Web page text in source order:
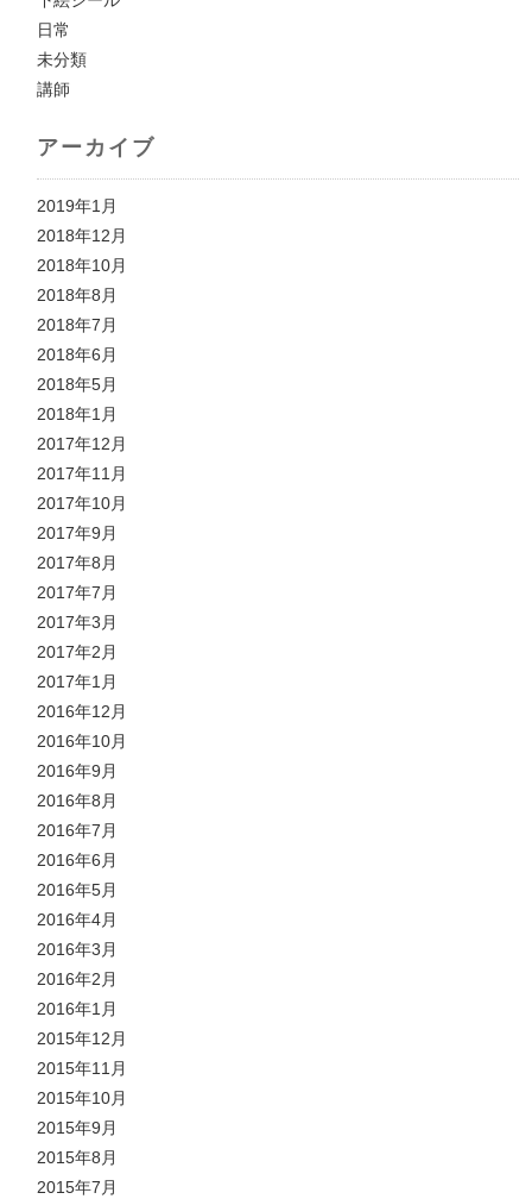
日常
未分類
講師
アーカイブ
2019年1月
2018年12月
2018年10月
2018年8月
2018年7月
2018年6月
2018年5月
2018年1月
2017年12月
2017年11月
2017年10月
2017年9月
2017年8月
2017年7月
2017年3月
2017年2月
2017年1月
2016年12月
2016年10月
2016年9月
2016年8月
2016年7月
2016年6月
2016年5月
2016年4月
2016年3月
2016年2月
2016年1月
2015年12月
2015年11月
2015年10月
2015年9月
2015年8月
2015年7月